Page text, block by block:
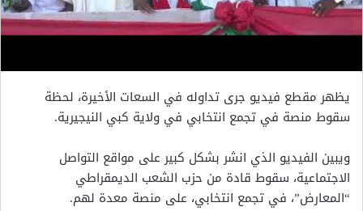
يظهر مقطع فيديو جرى تداوله في السعات الأخيرة، لحظة
سقوط منصة في تجمع انتخابي في ولاية كبي النيجيرية.
ويبين الفيديو الذي انشر بشكل كبير على مواقع التواصل
الاجتماعية، سقوط قادة من حزب الشعب الديمقراطي
“المعارض”، في تجمع انتخابي، على منصة معدة لهم.